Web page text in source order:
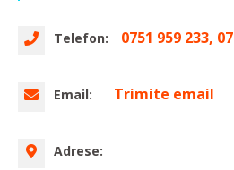
Telefon: 0751 959 233,
Email: Trimite email
Adrese: